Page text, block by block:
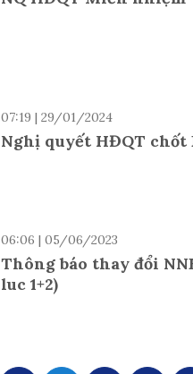
07:19 | 29/01/2024
Nghị quyết HĐQT chốt
06:06 | 05/06/2023
Thông báo thay đổi
luc 1+2)